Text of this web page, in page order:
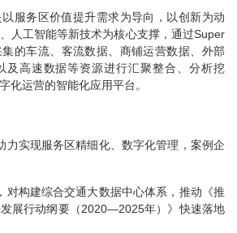
服务区价值提升需求为导向，以创新为动
人工智能等新技术为核心支撑，通过Super
的车流、客流数据、商铺运营数据、外部
及高速数据等资源进行汇聚整合、分析挖
化运营的智能化应用平台。
力实现服务区精细化、数字化管理，案例企
对构建综合交通大数据中心体系，推动《推
展行动纲要（2020—2025年）》快速落地